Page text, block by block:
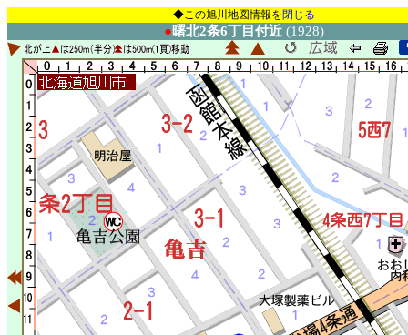
◆この旭川地図情報を閉じる
●曙北2条6丁目付近 (1928)